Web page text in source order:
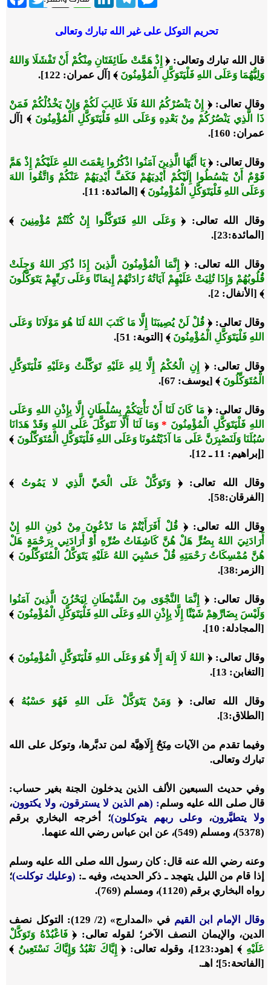
تحريم التوكل على غير الله تبارك وتعالى
قال الله تبارك وتعالى: ﴿ إِذْ هَمَّتْ طَائِفَتَانِ مِنْكُمْ أَنْ تَفْشَلَا وَاللهُ
وَلِيُّهُمَا وَعَلَى اللهِ فَلْيَتَوَكَّلِ الْمُؤْمِنُونَ ﴾ [آل عمران: 122].
وقال تعالى:﴿ إِنْ يَنْصُرْكُمُ اللهُ فَلَا غَالِبَ لَكُمْ وَإِنْ يَخْذُلْكُمْ فَمَنْ
ذَا الَّذِي يَنْصُرُكُمْ مِنْ بَعْدِهِ وَعَلَى اللهِ فَلْيَتَوَكَّلِ الْمُؤْمِنُونَ ﴾[آل
عمران: 160].
وقال تعالى: ﴿يَا أَيُّهَا الَّذِينَ آمَنُوا اذْكُرُوا نِعْمَتَ اللهِ عَلَيْكُمْ إِذْ هَمَّ
قَوْمٌ أَنْ يَبْسُطُوا إِلَيْكُمْ أَيْدِيَهُمْ فَكَفَّ أَيْدِيَهُمْ عَنْكُمْ وَاتَّقُوا اللهَ
وَعَلَى اللهِ فَلْيَتَوَكَّلِ الْمُؤْمِنُونَ ﴾ [المائدة: 11].
وقال الله تعالى: ﴿وَعَلَى اللهِ فَتَوَكَّلُوا إِنْ كُنْتُمْ مُؤْمِنِينَ ﴾
[المائدة:23].
وقال الله تعالى: ﴿ إِنَّمَا الْمُؤْمِنُونَ الَّذِينَ إِذَا ذُكِرَ اللهُ وَجِلَتْ
قُلُوبُهُمْ وَإِذَا تُلِيَتْ عَلَيْهِمْ آيَاتُهُ زَادَتْهُمْ إِيمَانًا وَعَلَى رَبِّهِمْ يَتَوَكَّلُونَ
﴾ [الأنفال: 2].
وقال تعالى:﴿قُلْ لَنْ يُصِيبَنَا إِلَّا مَا كَتَبَ اللهُ لَنَا هُوَ مَوْلَانَا وَعَلَى
اللهِ فَلْيَتَوَكَّلِ الْمُؤْمِنُونَ ﴾ [التوبة: 51].
وقال تعالى:﴿ إِنِ الْحُكْمُ إِلَّا لِلهِ عَلَيْهِ تَوَكَّلْتُ وَعَلَيْهِ فَلْيَتَوَكَّلِ
الْمُتَوَكِّلُونَ ﴾ [يوسف: 67].
وقال تعالى:﴿مَا كَانَ لَنَا أَنْ نَأْتِيَكُمْ بِسُلْطَانٍ إِلَّا بِإِذْنِ اللهِ وَعَلَى
اللهِ فَلْيَتَوَكَّلِ الْمُؤْمِنُونَ *وَمَا لَنَا أَلَّا نَتَوَكَّلَ عَلَى اللهِ وَقَدْ هَدَانَا
سُبُلَنَا وَلَنَصْبِرَنَّ عَلَى مَا آذَيْتُمُونَا وَعَلَى اللهِ فَلْيَتَوَكَّلِ الْمُتَوَكِّلُونَ ﴾
[إبراهيم: 11 ـ 12].
وقال الله تعالى:﴿ وَتَوَكَّلْ عَلَى الْحَيِّ الَّذِي لا يَمُوتُ ﴾
[الفرقان:58].
وقال الله تعالى:﴿ قُلْ أَفَرَأَيْتُمْ مَا تَدْعُونَ مِنْ دُونِ اللهِ إِنْ
أَرَادَنِيَ اللهُ بِضُرٍّ هَلْ هُنَّ كَاشِفَاتُ ضُرِّهِ أَوْ أَرَادَنِي بِرَحْمَةٍ هَلْ
هُنَّ مُمْسِكَاتُ رَحْمَتِهِ قُلْ حَسْبِيَ اللهُ عَلَيْهِ يَتَوَكَّلُ الْمُتَوَكِّلُونَ ﴾
[الزمر:38].
وقال تعالى:﴿ إِنَّمَا النَّجْوَى مِنَ الشَّيْطَانِ لِيَحْزُنَ الَّذِينَ آمَنُوا
وَلَيْسَ بِضَارِّهِمْ شَيْئًا إِلَّا بِإِذْنِ اللهِ وَعَلَى اللهِ فَلْيَتَوَكَّلِ الْمُؤْمِنُونَ ﴾
[المجادلة: 10].
وقال تعالى:﴿ اللهُ لَا إِلَهَ إِلَّا هُوَ وَعَلَى اللهِ فَلْيَتَوَكَّلِ الْمُؤْمِنُونَ ﴾
[التغابن: 13].
وقال الله تعالى:﴿ وَمَنْ يَتَوَكَّلْ عَلَى اللهِ فَهُوَ حَسْبُهُ ﴾
[الطلاق:3].
وفيما تقدم من الآيات مِنَحٌ إِلَاهِيَّة لمن تدبَّرها، وتوكل على الله
تبارك وتعالى.
وفي حديث السبعين الألف الذين يدخلون الجنة بغير حساب:
قال صلى الله عليه وسلم: (هم الذين لا يسترقون، ولا يكتوون،
ولا يتطيَّرون، وعلى ربهم يتوكلون)؛ أخرجه البخاري برقم
(5378)، ومسلم (549)، عن ابن عباس رضي الله عنهما.
وعنه رضي الله عنه قال: كان رسول الله صلى الله عليه وسلم
إذا قام من الليل يتهجد ـ ذكر الحديث، وفيه ـ: (وعليك توكلت)؛
رواه البخاري برقم (1120)، ومسلم (769).
وقال الإمام ابن القيم
في «المدارج» (2/ 129): التوكل نصف
الدين، والإيمان النصف الآخر؛ لقوله تعالى: ﴿فَاعْبُدْهُ وَتَوَكَّلْ
عَلَيْهِ ﴾[هود:123]، وقوله تعالى: ﴿ إِيَّاكَ نَعْبُدُ وَإِيَّاكَ نَسْتَعِينُ ﴾
[الفاتحة:5]؛ اهـ.